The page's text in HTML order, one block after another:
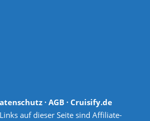
· AGB· Cruisify.de
auf dieser Seite sind Affiliate-